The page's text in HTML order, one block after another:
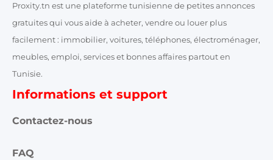
Proxity.tn est une plateforme tunisienne de petites annonces
gratuites qui vous aide à acheter, vendre ou louer plus
facilement : immobilier, voitures, téléphones, électroménager,
meubles, emploi, services et bonnes affaires partout en
Tunisie.
Informations et support
Contactez-nous
FAQ